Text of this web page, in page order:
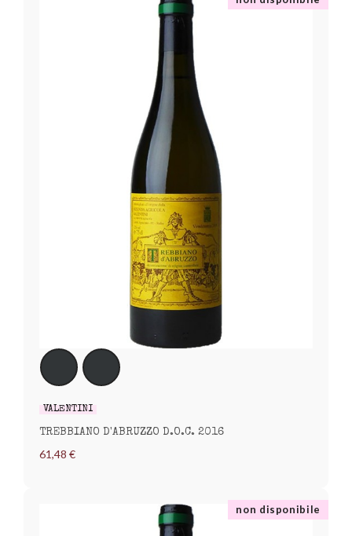
VALENTINI
TREBBIANO D'ABRUZZO D.O.C. 2016
61,48 €
non disponibile